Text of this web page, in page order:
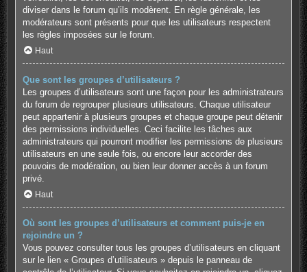
diviser dans le forum qu’ils modèrent. En règle générale, les
modérateurs sont présents pour que les utilisateurs respectent
les règles imposées sur le forum.
Haut
Que sont les groupes d’utilisateurs ?
Les groupes d’utilisateurs sont une façon pour les administrateurs
du forum de regrouper plusieurs utilisateurs. Chaque utilisateur
peut appartenir à plusieurs groupes et chaque groupe peut détenir
des permissions individuelles. Ceci facilite les tâches aux
administrateurs qui pourront modifier les permissions de plusieurs
utilisateurs en une seule fois, ou encore leur accorder des
pouvoirs de modération, ou bien leur donner accès à un forum
privé.
Haut
Où sont les groupes d’utilisateurs et comment puis-je en
rejoindre un ?
Vous pouvez consulter tous les groupes d’utilisateurs en cliquant
sur le lien « Groupes d’utilisateurs » depuis le panneau de